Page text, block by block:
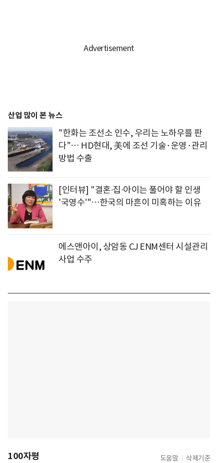
산업 많이 본 뉴스
"한화는 조선소 인수, 우리는 노하우를 판
다"… HD현대, 美에 조선 기술·운영·관리
방법 수출
[인터뷰] "결혼∙집∙아이는 풀어야 할 인생
'국영수'"…한국의 마흔이 미혹하는 이유
에스앤아이, 상암동 CJ ENM센터 시설관리
사업 수주
100자평 도움말 삭제기준